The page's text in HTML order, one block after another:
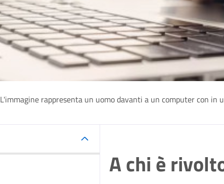
L'immagine rappresenta un uomo davanti a un computer con
A chi è